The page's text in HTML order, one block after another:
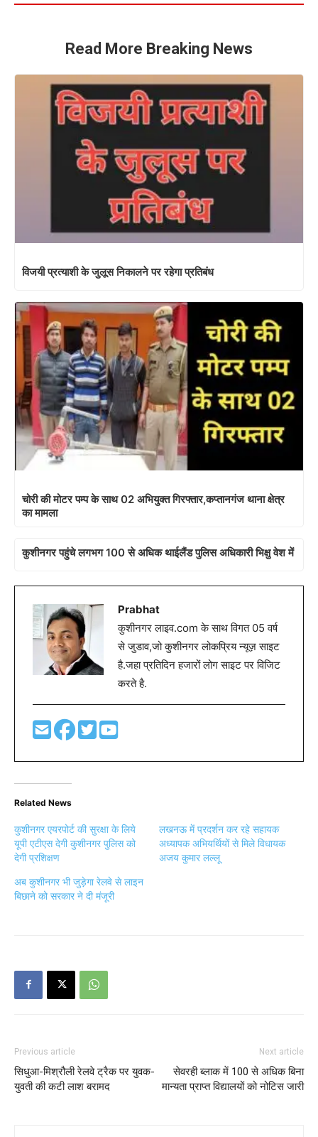
Read More Breaking News
विजयी प्रत्याशी के जुलूस निकालने पर रहेगा प्रतिबंध
चोरी की मोटर पम्प के साथ 02 अभियुक्त गिरफ्तार,कप्तानगंज थाना क्षेत्र
का मामला
कुशीनगर पहुंचे लगभग 100 से अधिक थाईलैंड पुलिस अधिकारी भिक्षु वेश में
Prabhat
कुशीनगर लाइव.com के साथ विगत 05 वर्ष
से जुडाव,जो कुशीनगर लोकप्रिय न्यूज़ साइट
है.जहा प्रतिदिन हजारों लोग साइट पर विजिट
करते है.
Related News
कुशीनगर एयरपोर्ट की सुरक्षा के लिये
यूपी एटीएस देगी कुशीनगर पुलिस को
देगी प्रशिक्षण
लखनऊ में प्रदर्शन कर रहे सहायक
अध्यापक अभियर्थियों से मिले विधायक
अजय कुमार लल्लू
अब कुशीनगर भी जुड़ेगा रेलवे से लाइन
बिछाने को सरकार ने दी मंजूरी
Previous article
सिधुआ-मिश्रौली रेलवे ट्रैक पर युवक-
युवती की कटी लाश बरामद
Next article
सेवरही ब्लाक में 100 से अधिक बिना
मान्यता प्राप्त विद्यालयों को नोटिस जारी